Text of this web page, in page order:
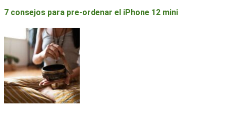
7 consejos para pre-ordenar el iPhone 12 mini